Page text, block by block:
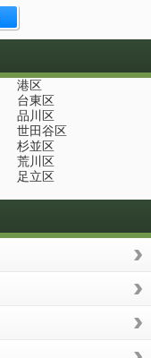
港区
台東区
品川区
世田谷区
杉並区
荒川区
足立区